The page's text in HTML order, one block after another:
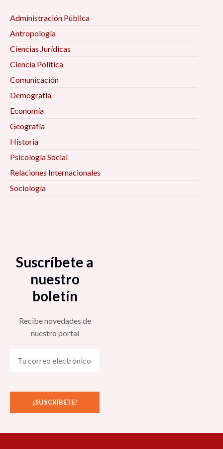
Administración Pública
Antropología
Ciencias Jurídicas
Ciencia Política
Comunicación
Demografía
Economía
Geografía
Historia
Psicología Social
Relaciones Internacionales
Sociología
Suscríbete a
nuestro
boletín
Recibe novedades de
nuestro portal